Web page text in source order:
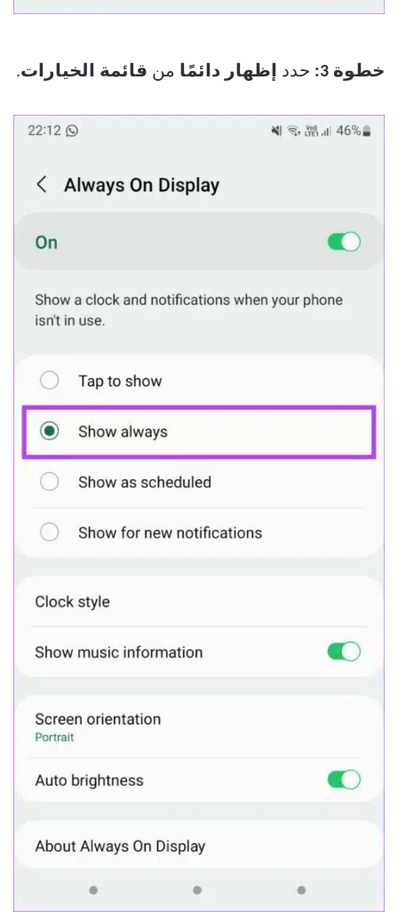
خطوة 3: حدد إظهار دائمًا من قائمة الخيارات.